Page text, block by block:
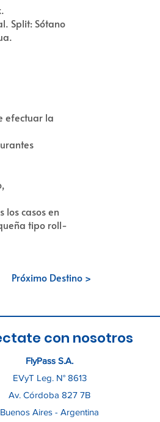
Split: Sótano
efectuar la
los casos en
tipo roll-
Próximo Destino >
con nosotros
FlyPass S.A.
EVyT Leg. N° 8613
Av. Córdoba 827 7B
Buenos Aires - Argentina